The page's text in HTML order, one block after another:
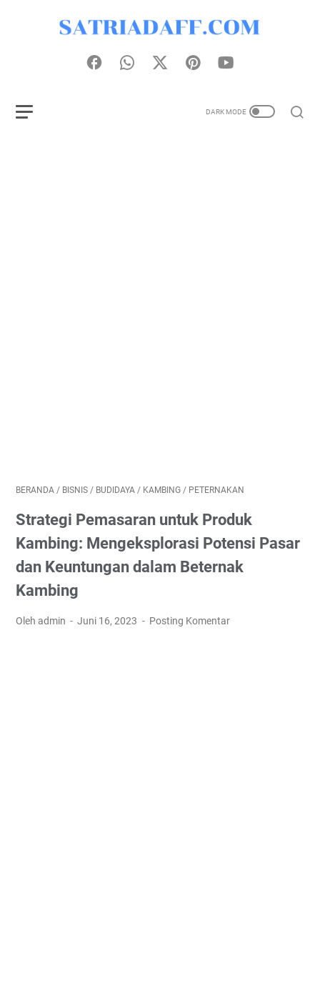
BERANDA / BISNIS / BUDIDAYA / KAMBING / PETERNAKAN
Strategi Pemasaran untuk Produk
Kambing: Mengeksplorasi Potensi Pasar
dan Keuntungan dalam Beternak
Kambing
Oleh admin Juni 16, 2023 Posting Komentar